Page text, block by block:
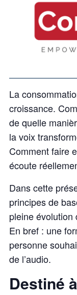
La
croissance.
de quelle
la voix
Comment faire
écoute
Dans cette
principes de
pleine évolution
En bref : une
personne
de l’audio.
Destiné